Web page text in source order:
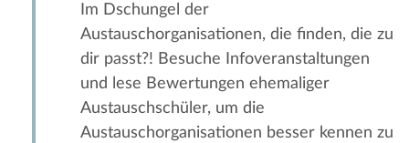
Im Dschungel der
Austauschorganisationen, die finden, die zu
dir passt?! Besuche Infoveranstaltungen
und lese Bewertungen ehemaliger
Austauschschüler, um die
Austauschorganisationen besser kennen zu